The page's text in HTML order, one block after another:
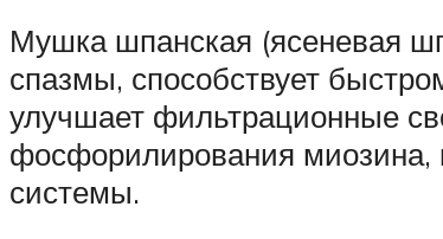
Мушка шпанская (ясеневая
спазмы, способствует
улучшает фильтрационные
фосфорилирования миозина,
системы.